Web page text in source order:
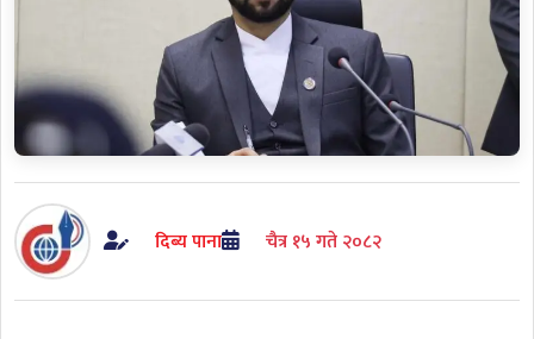
दिब्य पाना चैत्र १५ गते २०८२